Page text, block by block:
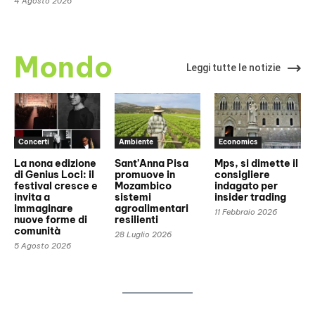
Mondo Leggi tutte le notizie
Concerti
La nona edizione
di Genius Loci: il
festival cresce e
invita a
immaginare
nuove forme di
comunità
5 Agosto 2026
Ambiente
Sant’Anna Pisa
promuove in
Mozambico
sistemi
agroalimentari
resilienti
28 Luglio 2026
Economics
Mps, si dimette il
consigliere
indagato per
insider trading
11 Febbraio 2026